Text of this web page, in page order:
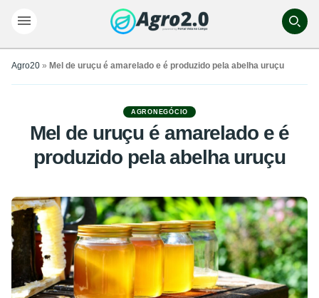
Agro20 » Mel de uruçu é amarelado e é produzido pela abelha uruçu
AGRONEGÓCIO
Mel de uruçu é amarelado e é
produzido pela abelha uruçu